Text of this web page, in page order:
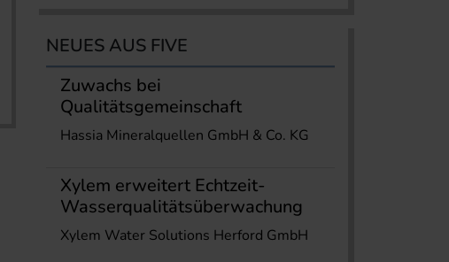
NEUES AUS FIVE
Zuwachs bei
Qualitätsgemeinschaft
Hassia Mineralquellen GmbH & Co. KG
Xylem erweitert Echtzeit-
Wasserqualitätsüberwachung
Xylem Water Solutions Herford GmbH